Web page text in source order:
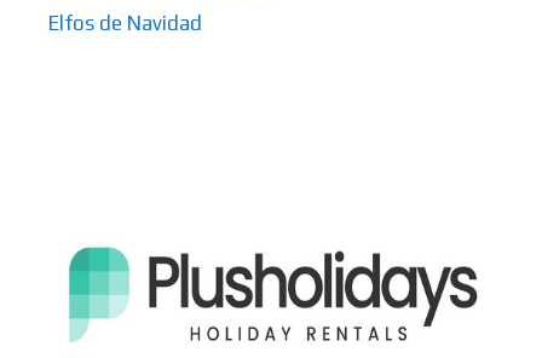
Elfos de Navidad